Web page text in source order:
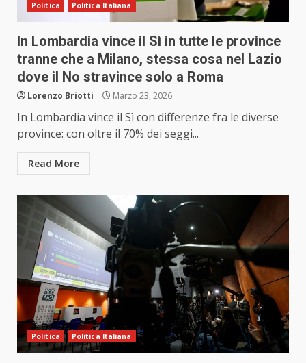
Politica Politica Italiana
In Lombardia vince il Sì in tutte le province
tranne che a Milano, stessa cosa nel Lazio
dove il No stravince solo a Roma
Lorenzo Briotti Marzo 23, 2026
In Lombardia vince il Sì con differenze fra le diverse
province: con oltre il 70% dei seggi...
Read More
Politica Politica Italiana